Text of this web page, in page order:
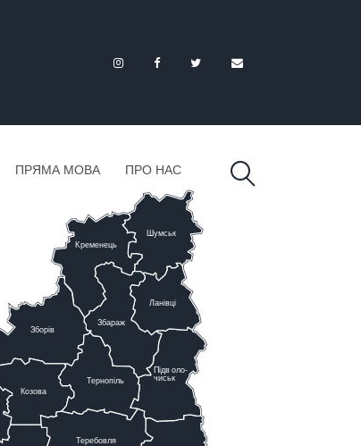
ПРЯМА МОВА ПРО НАС
Тернопіль
Теребовля
Підволо-
чиськ
Ланівці
Збараж
Шумськ
Кременець
Козова
Зборів